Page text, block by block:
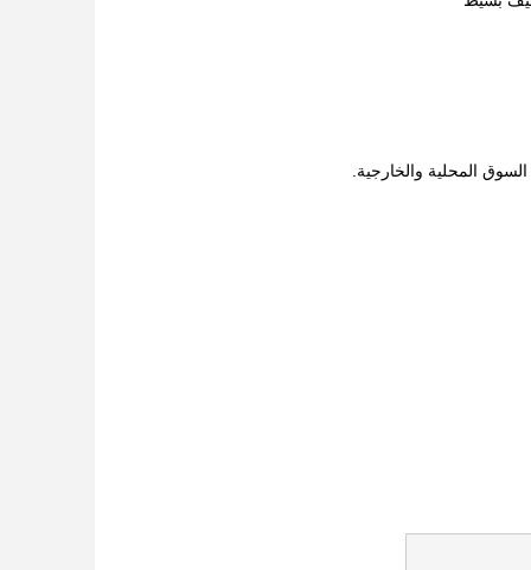
المحلية والخارجية.